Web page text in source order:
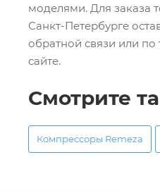
моделями. Для заказа
Санкт-Петербурге
обратной связи или по
сайте.
Смотрите
Компрессоры Remeza